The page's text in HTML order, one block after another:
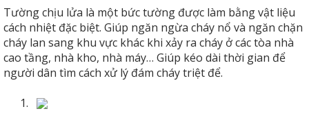
Tường chịu lửa là một bức tường được làm bằng vật liệu
cách nhiệt đặc biệt. Giúp ngăn ngừa cháy nổ và ngăn chặn
cháy lan sang khu vực khác khi xảy ra cháy ở các tòa nhà
cao tầng, nhà kho, nhà máy… Giúp kéo dài thời gian để
người dân tìm cách xử lý đám cháy triệt để.
1.